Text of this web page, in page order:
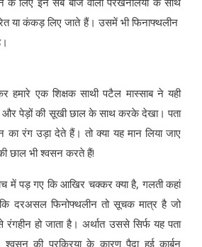
या कंकड़ लिए जाते हैं। उसमें भी फिनाफ्थलीन
हमारे एक शिक्षक साथी पटैल मास्साब ने यही
और पेड़ों की सूखी छाल के साथ करके देखा। पता
का रंग उड़ा देते हैं। तो क्या यह मान लिया जाए
छाल भी श्वसन करते हैं!
में पड़ गए कि आखिर चक्कर क्या है, गलती कहां
दरअसल फिनोफ्थलीन तो सूचक मात्र है जो
रंगहीन हो जाता है। अर्थात उससे सिर्फ यह पता
की प्रक्रिया के कारण पैदा हुई कार्बन